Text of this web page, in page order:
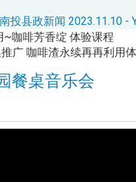
投县政新闻 2023.11.10 -
咖啡芳香绽 体验课程
广 咖啡渣永续再再利用
餐桌音乐会